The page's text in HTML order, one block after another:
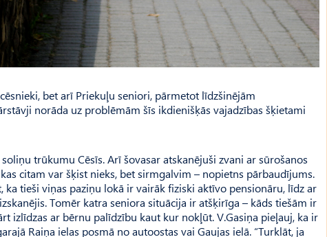
bet arī Priekuļu seniori, pārmetot līdzšinējām
norāda uz problēmām šīs ikdienišķās vajadzības šķietami
trūkumu Cēsīs. Arī šovasar atskanējuši zvani ar sūrošanos
citam var šķist nieks, bet sirmgalvim – nopietns pārbaudījums.
ka tieši viņas paziņu lokā ir vairāk fiziski aktīvo pensionāru, līdz ar
Tomēr katra seniora situācija ir atšķirīga – kāds tiešām ir
izlīdzas ar bērnu palīdzību kaut kur nokļūt. V.Gasiņa pieļauj, ka ir
Raiņa ielas posmā no autoostas vai Gaujas ielā. “Turklāt, ja